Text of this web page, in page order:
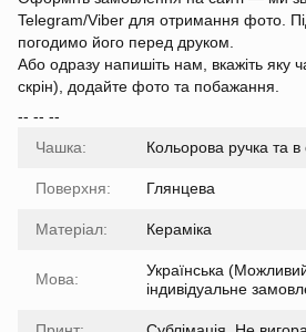
Telegram/Viber для отримання фото.
погодимо його перед друком.
Або одразу напишіть нам, вкажіть яку
скрін), додайте фото та побажання.
-- -- --
Чашка:
Кольорова ручка та в
Поверхня: Глянцева
Матеріал: Кераміка
Мова:
Українська
індивідуальне